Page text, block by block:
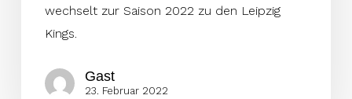
wechselt zur Saison 2022 zu den Leipzig
Kings.
Gast
23. Februar 2022